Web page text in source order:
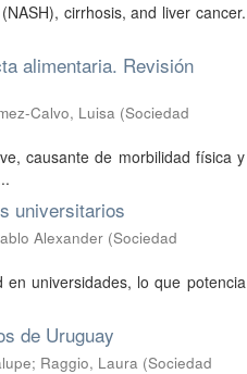
cirrhosis, and liver cancer.
alimentaria. Revisión
Calvo, Luisa (Sociedad
causante de morbilidad física y
universitarios
Alexander (Sociedad
universidades, lo que potencia
de Uruguay
; Raggio, Laura (Sociedad